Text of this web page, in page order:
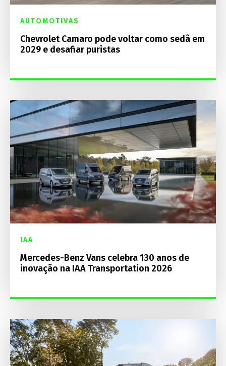
AUTOMOTIVAS
Chevrolet Camaro pode voltar como sedã em
2029 e desafiar puristas
IAA
Mercedes-Benz Vans celebra 130 anos de
inovação na IAA Transportation 2026